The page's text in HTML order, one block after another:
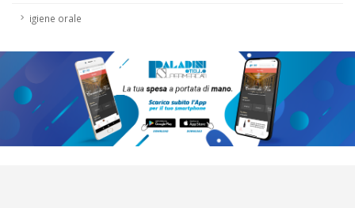
igiene orale